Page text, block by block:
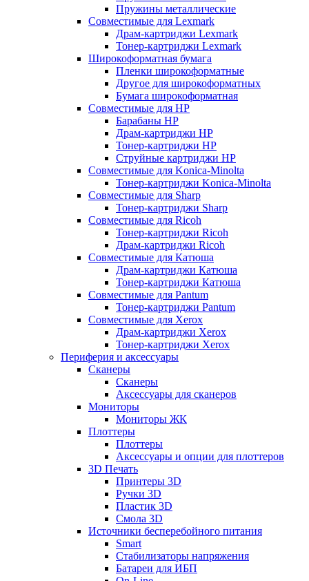
Пружины металлические
Совместимые для Lexmark
Драм-картриджи Lexmark
Тонер-картриджи Lexmark
Широкоформатная бумага
Пленки широкоформатные
Другое для широкоформатных
Бумага широкоформатная
Совместимые для HP
Барабаны HP
Драм-картриджи HP
Тонер-картриджи HP
Струйные картриджи HP
Совместимые для Konica-Minolta
Тонер-картриджи Konica-Minolta
Совместимые для Sharp
Тонер-картриджи Sharp
Совместимые для Ricoh
Тонер-картриджи Ricoh
Драм-картриджи Ricoh
Совместимые для Катюша
Драм-картриджи Катюша
Тонер-картриджи Катюша
Совместимые для Pantum
Тонер-картриджи Pantum
Совместимые для Xerox
Драм-картриджи Xerox
Тонер-картриджи Xerox
Периферия и аксессуары
Сканеры
Сканеры
Аксессуары для сканеров
Мониторы
Мониторы ЖК
Плоттеры
Плоттеры
Аксессуары и опции для плоттеров
3D Печать
Принтеры 3D
Ручки 3D
Пластик 3D
Смола 3D
Источники бесперебойного питания
Smart
Стабилизаторы напряжения
Батареи для ИБП